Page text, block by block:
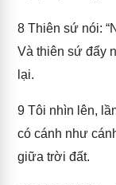
8 Thiên sứ nói:
Và thiên sứ đẩy
lại.
9 Tôi nhìn lên,
có cánh như
giữa trời đất.